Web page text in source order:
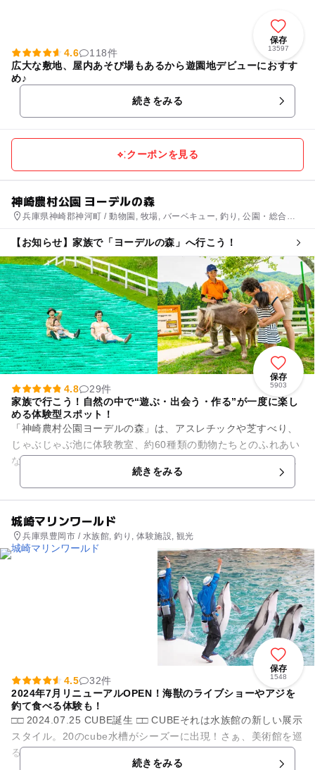
保存
13597
4.6
118件
広大な敷地、屋内あそび場もあるから遊園地デビューにおすす
め♪
続きをみる
クーポンを見る
神崎農村公園 ヨーデルの森
兵庫県神崎郡神河町 / 動物園, 牧場, バーベキュー, 釣り, 公園・総合公
【お知らせ】家族で「ヨーデルの森」へ行こう！
保存
5903
4.8
29件
家族で行こう！自然の中で“遊ぶ・出会う・作る”が一度に楽し
める体験型スポット！
「神崎農村公園ヨーデルの森」は、アスレチックや芝すべり、
じゃぶじゃぶ池に体験教室、約60種類の動物たちとのふれあい
など、家族みんなが楽しめるコンテンツが盛りだくさん！園内
では、犬や羊はもちろん、...続きをみる
城崎マリンワールド
兵庫県豊岡市 / 水族館, 釣り, 体験施設, 観光
保存
1548
4.5
32件
2024年7月リニューアルOPEN！海獣のライブショーやアジを
釣て食べる体験も！
□□ 2024.07.25 CUBE誕生 □□ CUBEそれは水族館の新しい展示
スタイル。20のcube水槽がシーズーに出現！さぁ、美術館を巡
るように、さまざまな海の生きものたちの物語に出会い...
続きをみる